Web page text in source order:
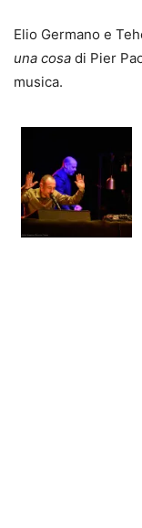
Elio Germano e
una cosa di Pier
musica.